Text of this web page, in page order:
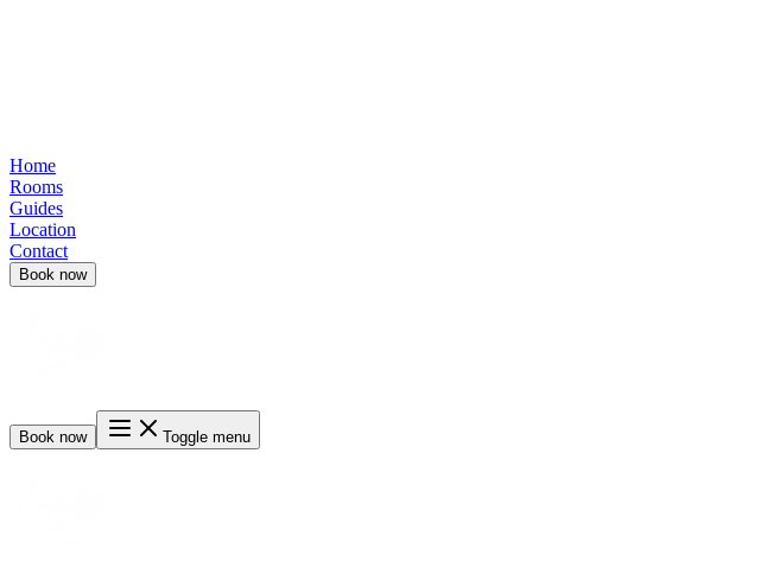
Home
Rooms
Guides
Location
Contact
Book now
Book now Toggle menu